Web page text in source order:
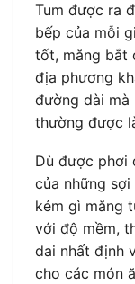
Tum được ra
bếp của mỗi
tốt, măng bắt
địa phương
đường dài mà
thường được
Dù được phơi
của những sợi
kém gì măng
với độ mềm,
dai nhất định
cho các món